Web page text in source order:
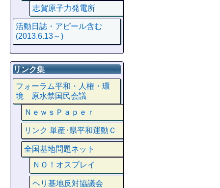
志賀原子力発電所
活動日誌・アピール含む
(2013.6.13～)
リンク集
フォーラム平和・人権・環
境 原水禁国民会議
ＮｅｗｓＰａｐｅｒ
リンク 単産･県平和運動Ｃ
全国基地問題ネット
ＮＯ！オスプレイ
ヘリ基地反対協議会